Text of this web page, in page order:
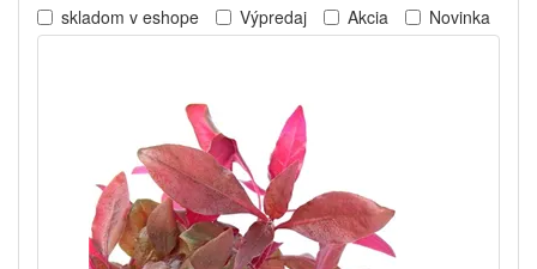
skladom v eshope Výpredaj Akcia Novinka